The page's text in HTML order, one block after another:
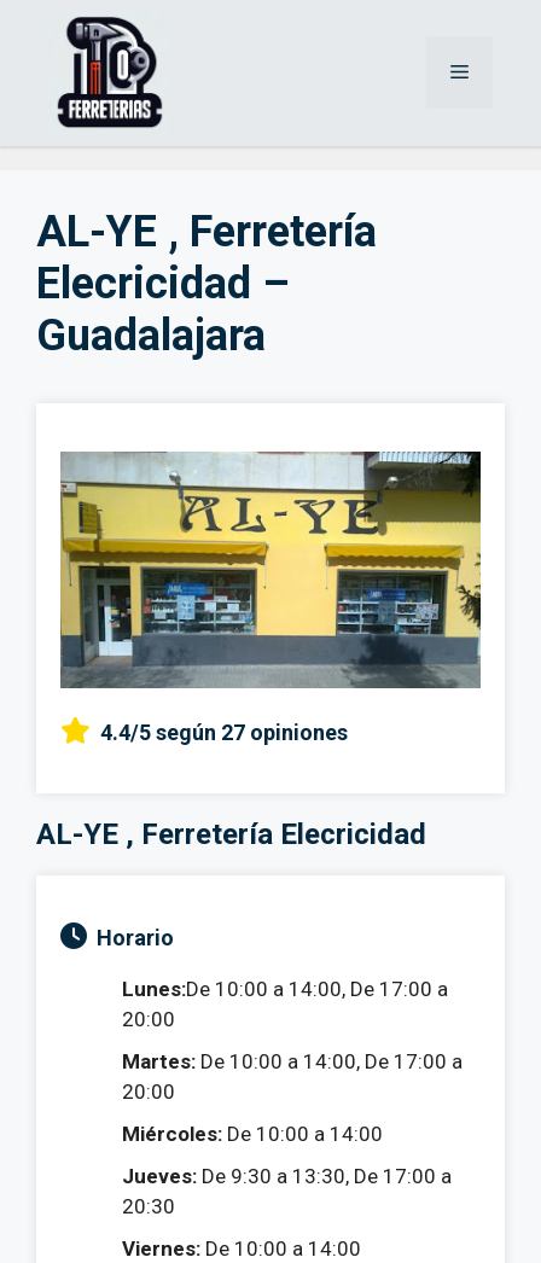
Menú
AL-YE , Ferretería
Elecricidad –
Guadalajara
4.4/5según 27 opiniones
AL-YE , Ferretería Elecricidad
Horario
Lunes:De 10:00 a 14:00, De 17:00 a
20:00
Martes: De 10:00 a 14:00, De 17:00 a
20:00
Miércoles: De 10:00 a 14:00
Jueves: De 9:30 a 13:30, De 17:00 a
20:30
Viernes: De 10:00 a 14:00